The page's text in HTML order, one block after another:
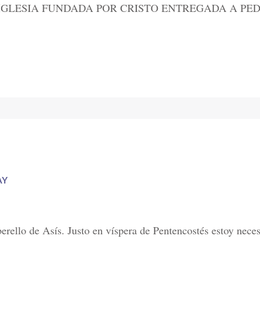
FUNDADA POR CRISTO ENTREGADA A
de Asís. Justo en víspera de Pentencostés estoy